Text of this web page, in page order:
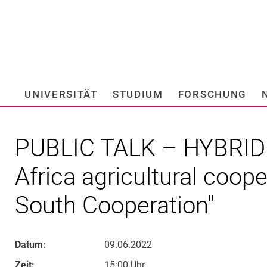
Springe direkt zu:
UNIVERSITÄT STUDIUM FORSCHUNG
PUBLIC TALK –
Africa agricultural
South Cooperation"
Datum:
09.06.2022